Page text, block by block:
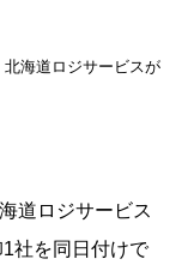
北海道ロジサービスが
道ロジサービス
社を同日付けで